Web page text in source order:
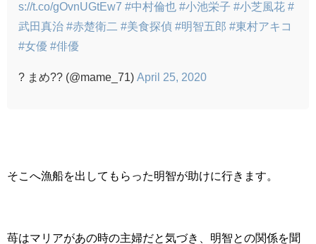
s://t.co/gOvnUGtEw7 #中村倫也 #小池栄子 #小芝風花 #
武田真治 #赤楚衛二 #美食探偵 #明智五郎 #東村アキコ
#女優 #俳優
? まめ?? (@mame_71) April 25, 2020
そこへ漁船を出してもらった明智が助けに行きます。
苺はマリアがあの時の主婦だと気づき、明智との関係を聞